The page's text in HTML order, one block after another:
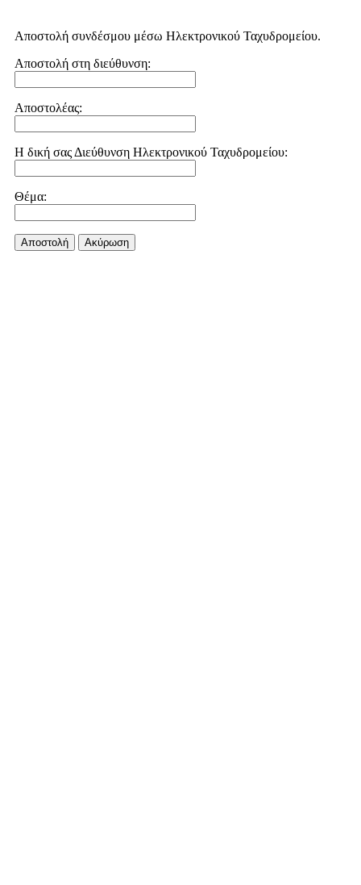
Αποστολή συνδέσμου μέσω Ηλεκτρονικού Ταχυδρομείου.
Αποστολή στη διεύθυνση:
Αποστολέας:
Η δική σας Διεύθυνση Ηλεκτρονικού Ταχυδρομείου:
Θέμα:
Αποστολή Aκύρωση